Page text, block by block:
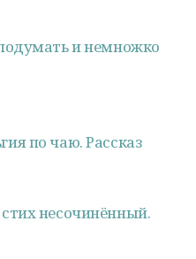
и немножко
по чаю. Рассказ
несочинённый.